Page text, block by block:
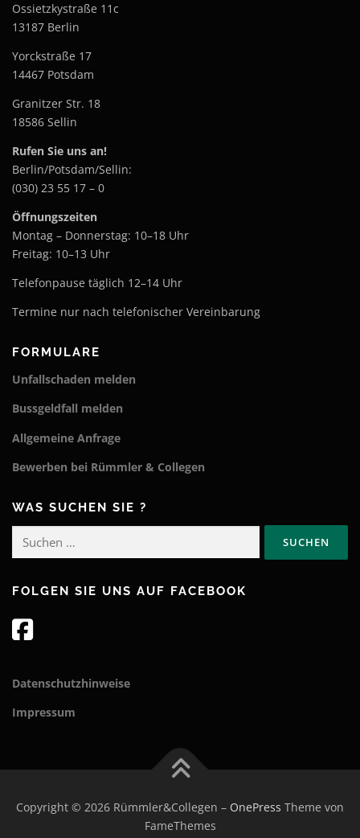
Ossietzkystraße 11c
13187 Berlin
Yorckstraße 17
14467 Potsdam
Granitzer Str. 18
18586 Sellin
Rufen Sie uns an!
Berlin/Potsdam/Sellin:
(030) 23 55 17 – 0
Öffnungszeiten
Montag – Donnerstag: 10–18 Uhr
Freitag: 10–13 Uhr
Telefonpause täglich 12–14 Uhr
Termine nur nach telefonischer Vereinbarung
FORMULARE
Unfallschaden melden
Bussgeldfall melden
Allgemeine Anfrage
Bewerben bei Rümmler & Collegen
WAS SUCHEN SIE ?
Suchen
FOLGEN SIE UNS AUF FACEBOOK
Datenschutzhinweise
Impressum
Copyright © 2026 Rümmler&Collegen – OnePress Theme von
FameThemes